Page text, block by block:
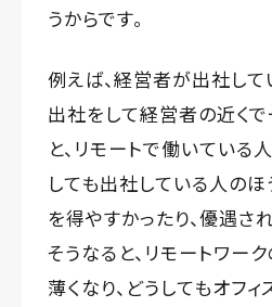
うからです。
例えば、経営者が出社して
出社をして経営者の近く
と、リモートで働いている
しても出社している人の
を得やすかったり、優遇さ
そうなると、リモートワー
薄くなり、どうしてもオフ